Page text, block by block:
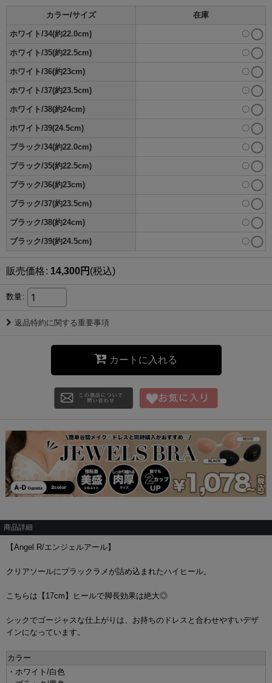
カラー/サイズ 在庫
ホワイト/34(約22.0cm) 〇
ホワイト/35(約22.5cm) 〇
ホワイト/36(約23cm) 〇
ホワイト/37(約23.5cm) 〇
ホワイト/38(約24cm) 〇
ホワイト/39(24.5cm) 〇
ブラック/34(約22.0cm) 〇
ブラック/35(約22.5cm) 〇
ブラック/36(約23cm) 〇
ブラック/37(約23.5cm) 〇
ブラック/38(約24cm) 〇
ブラック/39(約24.5cm) 〇
販売価格: 14,300円 (税込)
数量:
返品特約に関する重要事項
カートに入れる
商品詳細
【Angel R/エンジェルアール】
クリアソールにブラックラメが詰め込まれたハイヒール。
こちらは【17cm】ヒールで脚長効果は絶大◎
シックでゴージャスな仕上がりは、お持ちのドレスと合わせやすいデザ
インになっています。
カラー
・ホワイト/白色